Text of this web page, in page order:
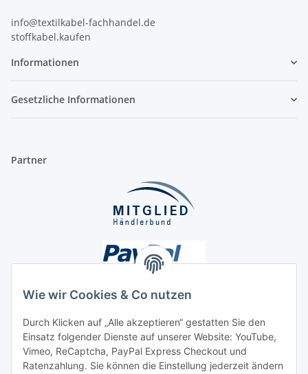
Wie wir Cookies & Co nutzen
Durch Klicken auf „Alle akzeptieren“ gestatten Sie den
Einsatz folgender Dienste auf unserer Website: YouTube,
Vimeo, ReCaptcha, PayPal Express Checkout und
Ratenzahlung. Sie können die Einstellung jederzeit ändern
info@textilkabel-fachhandel.de
stoffkabel.kaufen
Informationen
Gesetzliche Informationen
Partner
Unsere Seiten